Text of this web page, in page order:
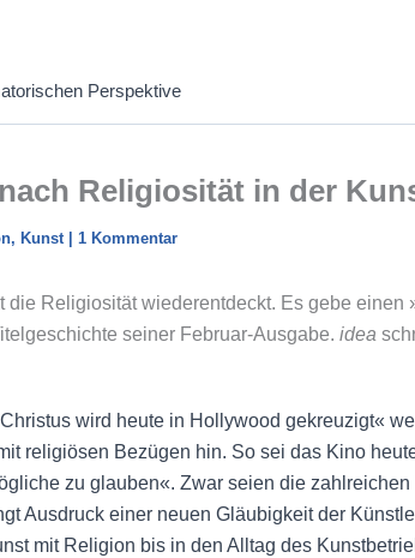
Perspektive
Religiosität in der
, Kunst| 1 Kommentar
die Religiosität wiederentdeckt. Es gebe
seiner Februar-Ausgabe. idea
wird heute in Hollywood gekreuzigt«
religiösen Bezügen hin. So sei das Kino
zu glauben«. Zwar seien die
Ausdruck einer neuen Gläubigkeit der
mit Religion bis in den Alltag des